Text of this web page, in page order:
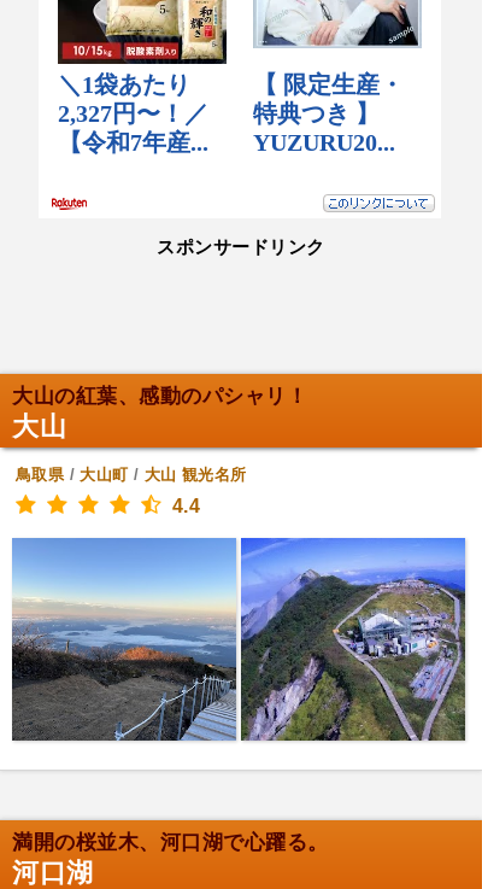
スポンサードリンク
大山の紅葉、感動のパシャリ！
大山
鳥取県/大山町/ 大山 観光名所
4.4
満開の桜並木、河口湖で心躍る。
河口湖